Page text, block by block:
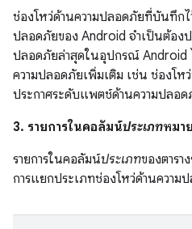
ช่องโหว่ด้านความปลอดภัยที่บันทึกไ
ปลอดภัยของ Android จำเป็นต้อง
ปลอดภัยล่าสุดในอุปกรณ์ Android
ความปลอดภัยเพิ่มเติม เช่น ช่องโห
ประกาศระดับแพตช์ด้านความปลอด
3. รายการในคอลัมน์ประเภทหมา
รายการในคอลัมน์ประเภทของตารา
การแยกประเภทช่องโหว่ด้านความ